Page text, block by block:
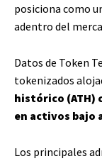
posiciona como
adentro del
Datos de Token
tokenizados
histórico (ATH)
en activos
Los principales